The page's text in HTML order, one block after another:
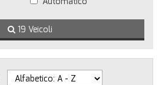
19 Veicoli